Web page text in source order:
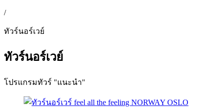
/
ทัวร์นอร์เวย์
ทัวร์นอร์เวย์
โปรแกรมทัวร์ "แนะนำ"